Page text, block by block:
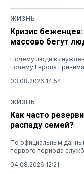
ЖИЗНЬ
Кризис беженцев:
массово бегут
Почему люди
почему Европа
03.08.2026 14:54
ЖИЗНЬ
Как часто
распаду семей?
По официальным
первого периода
04.08.2026 12:21